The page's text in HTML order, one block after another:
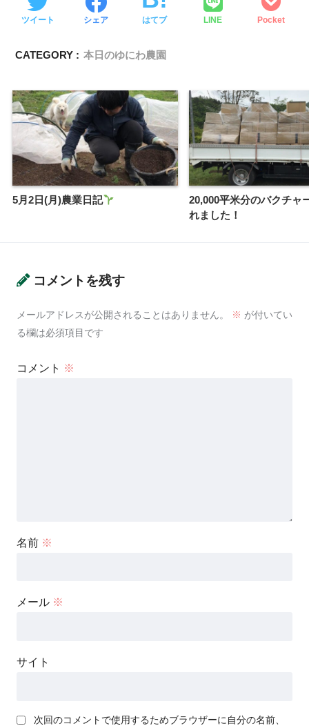
ツイート シェア はてブ LINE Pocket
CATEGORY : 本日のゆにわ農園
5月2日(月)農業日記
20,000平米分のバクチャ
れました！
コメントを残す
メールアドレスが公開されることはありません。 ※ が付いてい
る欄は必須項目です
コメント ※
名前 ※
メール ※
サイト
次回のコメントで使用するためブラウザーに自分の名前、